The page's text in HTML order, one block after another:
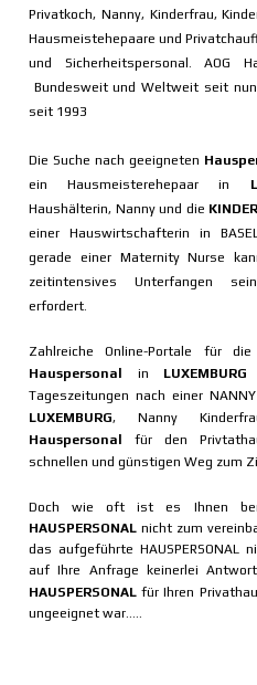
Privatkoch, Nanny, Kinderfrau,
Hausmeistehepaare und
und Sicherheitspersonal. AOG
Bundesweit und Weltweit seit
seit 1993
Die Suche nach geeigneten
ein Hausmeisterehepaar in
Haushälterin, Nannyund die
einer Hauswirtschafterin in
gerade einer Maternity Nurse
zeitintensives Unterfangen
erfordert.
Zahlreiche Online-Portale für
Hauspersonal
in LUXEMBURG
Tageszeitungen nach einer
LUXEMBURG, Nanny
Hauspersonal
für den
schnellen und günstigen Weg zum
Doch wie oft ist es Ihnen
HAUSPERSONAL nicht zum
das aufgeführte HAUSPERSONAL
auf Ihre Anfrage keinerlei
HAUSPERSONAL für Ihren
ungeeignet war.....